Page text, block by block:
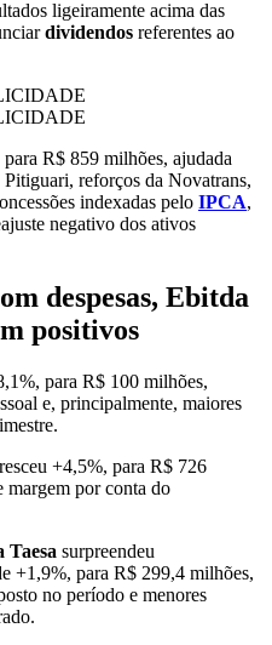
ligeiramente acima das
dividendos referentes ao
R$ 859 milhões, ajudada
reforços da Novatrans,
indexadas pelo IPCA,
negativo dos ativos
despesas, Ebitda
positivos
para R$ 100 milhões,
e, principalmente, maiores
+4,5%, para R$ 726
margem por conta do
surpreendeu
+1,9%, para R$ 299,4 milhões,
no período e menores